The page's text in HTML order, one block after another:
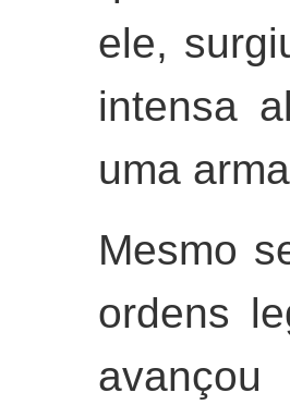
ele,
intensa
uma
Mesmo
ordens